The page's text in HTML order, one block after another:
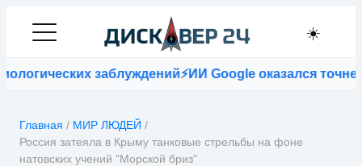
☀️
заблуждений⚡ИИ Google оказался точнее
Главная / МИР ЛЮДЕЙ /
Россия затеяла в Крыму танковые стрельбы на фоне
натовских учений "Морской бриз"